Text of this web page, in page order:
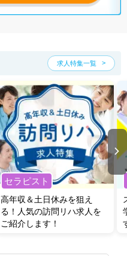
求人特集一覧
セラピスト
高年収＆土日休みを狙え
る！人気の訪問リハ求人を
ご紹介します！